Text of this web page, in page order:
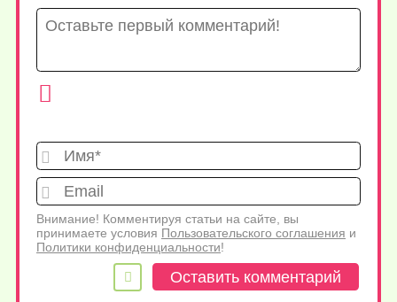
Имя*
Внимание! Комментируя статьи на сайте, вы
принимаете условия Пользовательского соглашения и
Политики конфиденциальности!